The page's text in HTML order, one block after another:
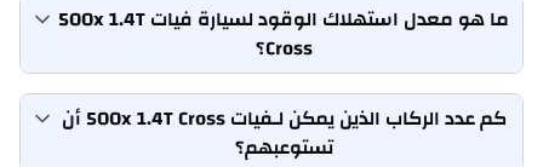
ما هو معدل استهلاك الوقود لسيارة فيات 500x 1.4T
Cross؟
كم عدد الركاب الذين يمكن لـفيات 500x 1.4T Cross أن
تستوعبهم؟